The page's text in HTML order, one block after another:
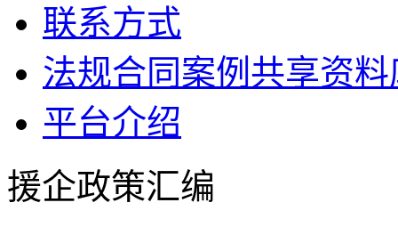
联系方式
法规合同案例共享资料
平台介绍
援企政策汇编